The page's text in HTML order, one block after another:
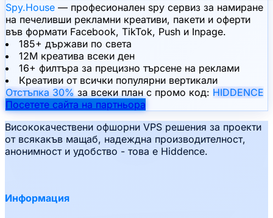
Spy.House — професионален spy сервиз за намиране
на печеливши рекламни креативи, пакети и оферти
във формати Facebook, TikTok, Push и Inpage.
185+ държави по света
12M креатива всеки ден
16+ филтъра за прецизно търсене на реклами
Креативи от всички популярни вертикали
Отстъпка 30% за всеки план с промо код: HIDDENCE
Посетете сайта на партньора
Висококачествени офшорни VPS решения за проекти
от всякакъв мащаб, надеждна производителност,
анонимност и удобство - това е Hiddence.
Информация